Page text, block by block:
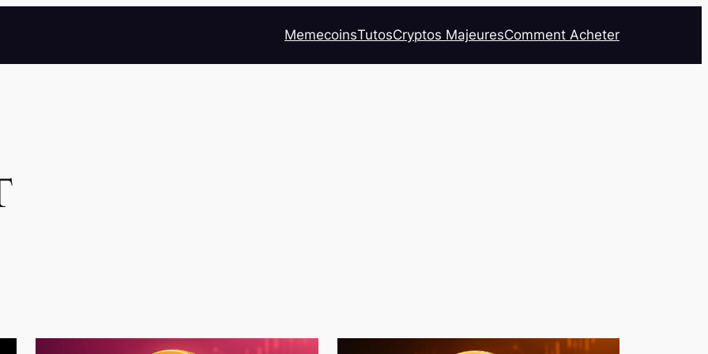
MemecoinsTutosCryptos MajeuresComment Acheter